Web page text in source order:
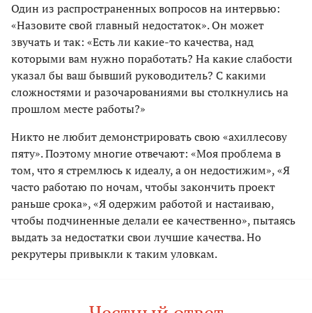
Один из распространенных вопросов на интервью:
«Назовите свой главный недостаток». Он может
звучать и так: «Есть ли какие-то качества, над
которыми вам нужно поработать? На какие слабости
указал бы ваш бывший руководитель? С какими
сложностями и разочарованиями вы столкнулись на
прошлом месте работы?»
Никто не любит демонстрировать свою «ахиллесову
пяту». Поэтому многие отвечают: «Моя проблема в
том, что я стремлюсь к идеалу, а он недостижим», «Я
часто работаю по ночам, чтобы закончить проект
раньше срока», «Я одержим работой и настаиваю,
чтобы подчиненные делали ее качественно», пытаясь
выдать за недостатки свои лучшие качества. Но
рекрутеры привыкли к таким уловкам.